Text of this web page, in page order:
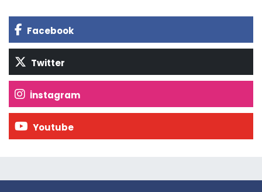
Facebook
Twitter
İnstagram
Youtube